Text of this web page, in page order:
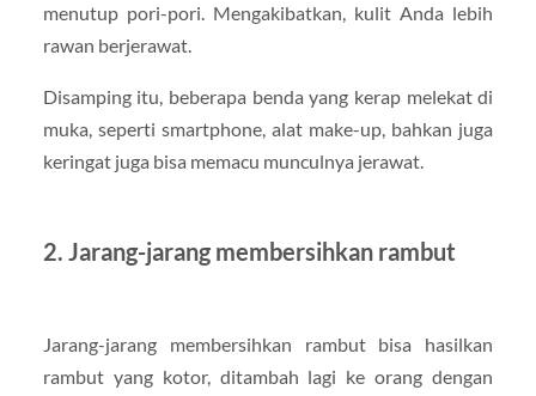
menutup pori-pori. Mengakibatkan, kulit Anda lebih
rawan berjerawat.
Disamping itu, beberapa benda yang kerap melekat di
muka, seperti smartphone, alat make-up, bahkan juga
keringat juga bisa memacu munculnya jerawat.
2. Jarang-jarang membersihkan rambut
Jarang-jarang membersihkan rambut bisa hasilkan
rambut yang kotor, ditambah lagi ke orang dengan